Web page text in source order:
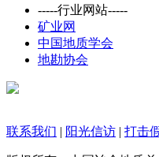
-----行业网站-----
矿业网
中国地质学会
地勘协会
联系我们 | 阳光信访 | 打击